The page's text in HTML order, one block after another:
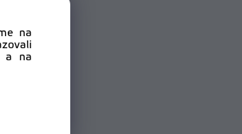
na
a na